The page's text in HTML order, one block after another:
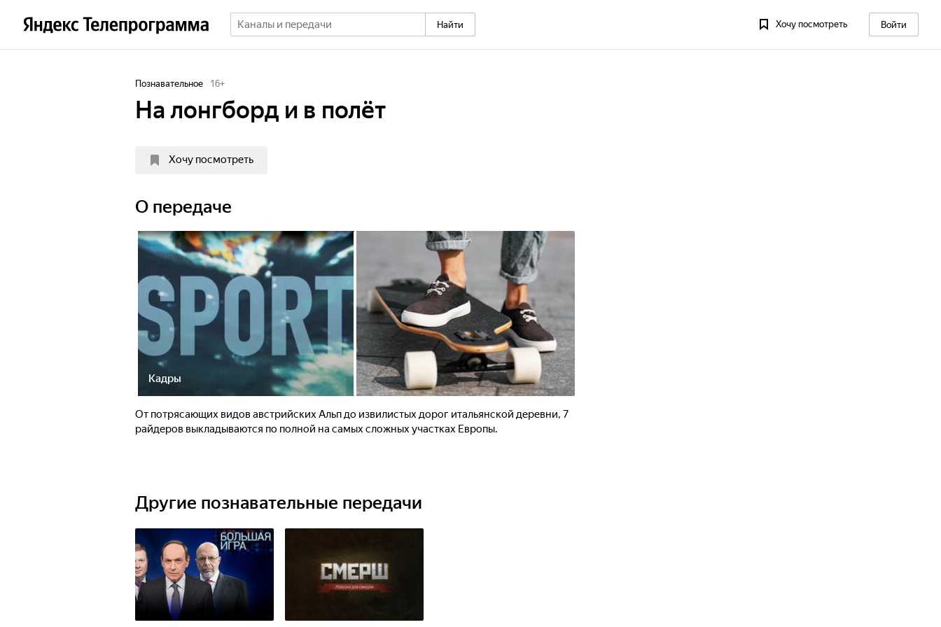
Найти Хочу посмотреть Войти
Познавательное 16+
На лонгборд и в полёт
Хочу посмотреть
О передаче
Кадры
От потрясающих видов австрийских Альп до извилистых дорог итальянской деревни, 7
райдеров выкладываются по полной на самых сложных участках Европы.
Другие познавательные передачи